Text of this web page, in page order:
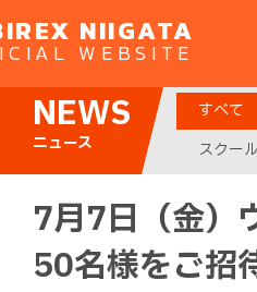
NIIGATA
WEBSITE
NEWS
ニュース
すべて
スクー
7月7日（金）
50名様をご招